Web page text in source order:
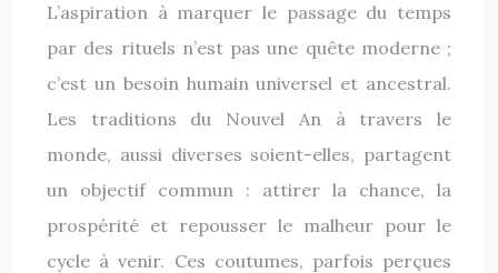
L’aspiration à marquer le passage du temps
par des rituels n’est pas une quête moderne ;
c’est un besoin humain universel et ancestral.
Les traditions du Nouvel An à travers le
monde, aussi diverses soient-elles, partagent
un objectif commun : attirer la chance, la
prospérité et repousser le malheur pour le
cycle à venir. Ces coutumes, parfois perçues